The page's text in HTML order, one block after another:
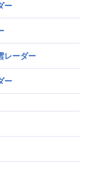
ー
レーダー
ー